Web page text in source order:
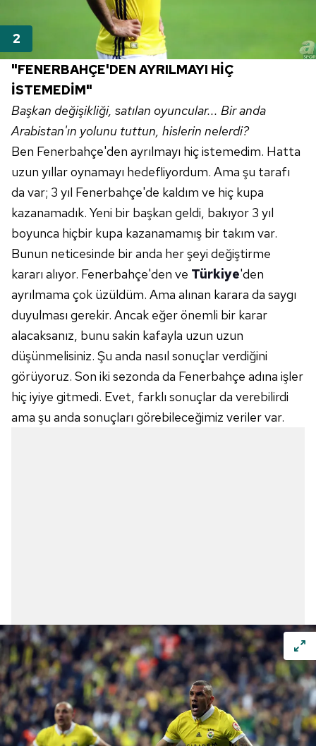
"FENERBAHÇE'DEN AYRILMAYI HİÇ
İSTEMEDİM"
Başkan değişikliği, satılan oyuncular... Bir anda
Arabistan'ın yolunu tuttun, hislerin nelerdi?
Ben Fenerbahçe'den ayrılmayı hiç istemedim. Hatta
uzun yıllar oynamayı hedefliyordum. Ama şu tarafı
da var; 3 yıl Fenerbahçe'de kaldım ve hiç kupa
kazanamadık. Yeni bir başkan geldi, bakıyor 3 yıl
boyunca hiçbir kupa kazanamamış bir takım var.
Bunun neticesinde bir anda her şeyi değiştirme
kararı alıyor. Fenerbahçe'den ve Türkiye'den
ayrılmama çok üzüldüm. Ama alınan karara da saygı
duyulması gerekir. Ancak eğer önemli bir karar
alacaksanız, bunu sakin kafayla uzun uzun
düşünmelisiniz. Şu anda nasıl sonuçlar verdiğini
görüyoruz. Son iki sezonda da Fenerbahçe adına işler
hiç iyiye gitmedi. Evet, farklı sonuçlar da verebilirdi
ama şu anda sonuçları görebileceğimiz veriler var.